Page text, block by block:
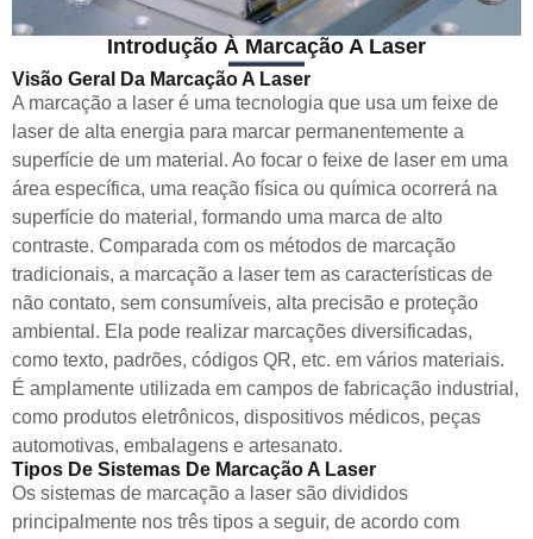
Introdução À Marcação A Laser
Visão Geral Da Marcação A Laser
A marcação a laser é uma tecnologia que usa um feixe de
laser de alta energia para marcar permanentemente a
superfície de um material. Ao focar o feixe de laser em uma
área específica, uma reação física ou química ocorrerá na
superfície do material, formando uma marca de alto
contraste. Comparada com os métodos de marcação
tradicionais, a marcação a laser tem as características de
não contato, sem consumíveis, alta precisão e proteção
ambiental. Ela pode realizar marcações diversificadas,
como texto, padrões, códigos QR, etc. em vários materiais.
É amplamente utilizada em campos de fabricação industrial,
como produtos eletrônicos, dispositivos médicos, peças
automotivas, embalagens e artesanato.
Tipos De Sistemas De Marcação A Laser
Os sistemas de marcação a laser são divididos
principalmente nos três tipos a seguir, de acordo com